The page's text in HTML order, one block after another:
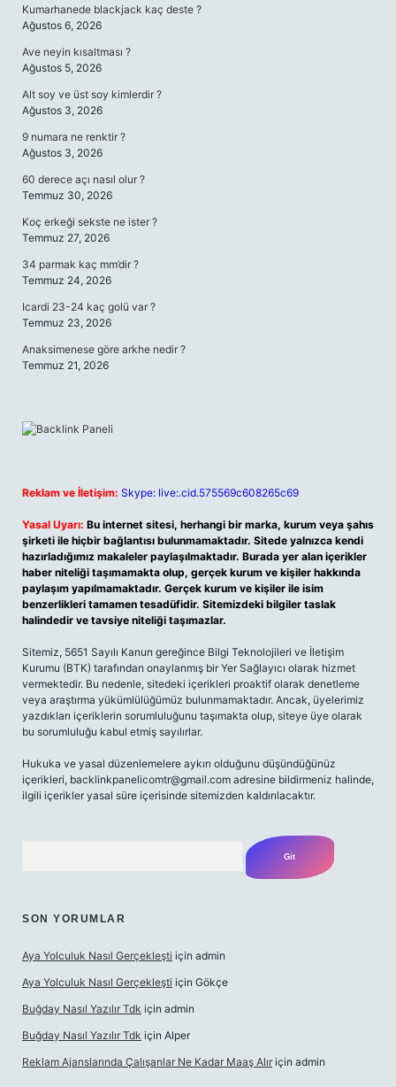
Kumarhanede blackjack kaç deste ?
Ağustos 6, 2026
Ave neyin kısaltması ?
Ağustos 5, 2026
Alt soy ve üst soy kimlerdir ?
Ağustos 3, 2026
9 numara ne renktir ?
Ağustos 3, 2026
60 derece açı nasıl olur ?
Temmuz 30, 2026
Koç erkeği sekste ne ister ?
Temmuz 27, 2026
34 parmak kaç mm’dir ?
Temmuz 24, 2026
Icardi 23-24 kaç golü var ?
Temmuz 23, 2026
Anaksimenese göre arkhe nedir ?
Temmuz 21, 2026
Reklam ve İletişim: Skype: live:.cid.575569c608265c69
Yasal Uyarı: Bu internet sitesi, herhangi bir marka, kurum veya şahıs
şirketi ile hiçbir bağlantısı bulunmamaktadır. Sitede yalnızca kendi
hazırladığımız makaleler paylaşılmaktadır. Burada yer alan içerikler
haber niteliği taşımamakta olup, gerçek kurum ve kişiler hakkında
paylaşım yapılmamaktadır. Gerçek kurum ve kişiler ile isim
benzerlikleri tamamen tesadüfidir. Sitemizdeki bilgiler taslak
halindedir ve tavsiye niteliği taşımazlar.
Sitemiz, 5651 Sayılı Kanun gereğince Bilgi Teknolojileri ve İletişim
Kurumu (BTK) tarafından onaylanmış bir Yer Sağlayıcı olarak hizmet
vermektedir. Bu nedenle, sitedeki içerikleri proaktif olarak denetleme
veya araştırma yükümlülüğümüz bulunmamaktadır. Ancak, üyelerimiz
yazdıkları içeriklerin sorumluluğunu taşımakta olup, siteye üye olarak
bu sorumluluğu kabul etmiş sayılırlar.
Hukuka ve yasal düzenlemelere aykırı olduğunu düşündüğünüz
içerikleri, backlinkpanelicomtr@gmail.com adresine bildirmeniz halinde,
ilgili içerikler yasal süre içerisinde sitemizden kaldırılacaktır.
SON YORUMLAR
Aya Yolculuk Nasıl Gerçekleşti için admin
Aya Yolculuk Nasıl Gerçekleşti için Gökçe
Buğday Nasıl Yazılır Tdk için admin
Buğday Nasıl Yazılır Tdk için Alper
Reklam Ajanslarında Çalışanlar Ne Kadar Maaş Alır için admin